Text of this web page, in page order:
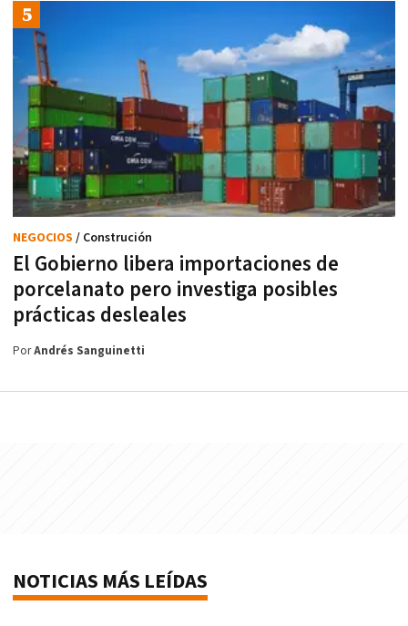
El Gobierno libera importaciones de
porcelanato pero investiga posibles
prácticas desleales
NEGOCIOS / Construción
PorAndrés Sanguinetti
NOTICIAS MÁS LEÍDAS